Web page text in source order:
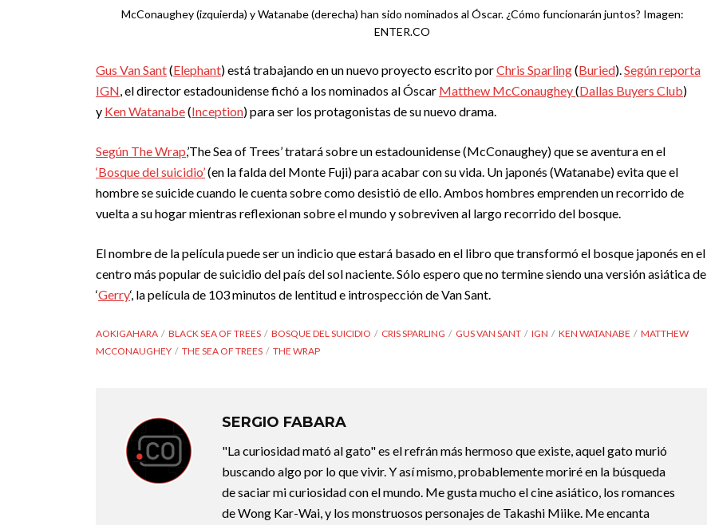
McConaughey (izquierda) y Watanabe (derecha) han sido nominados al Óscar. ¿Cómo funcionarán juntos? Imagen:
ENTER.CO
Gus Van Sant(Elephant) está trabajando en un nuevo proyecto escrito porChris Sparling(Buried).Según reporta
IGN, el director estadounidense fichó a los nominados al Óscar Matthew McConaughey(Dallas Buyers Club)
y Ken Watanabe(Inception) para ser los protagonistas de su nuevo drama.
Según The Wrap,’The Sea of Trees’ tratará sobre un estadounidense (McConaughey) que se aventura en el
‘Bosque del suicidio’(en la falda del Monte Fuji) para acabar con su vida. Un japonés (Watanabe) evita que el
hombre se suicide cuando le cuenta sobre como desistió de ello. Ambos hombres emprenden un recorrido de
vuelta a su hogar mientras reflexionan sobre el mundo y sobreviven al largo recorrido del bosque.
El nombre de la película puede ser un indicio que estará basado en el libro que transformó el bosque japonés en el
centro más popular de suicidio del país del sol naciente. Sólo espero que no termine siendo una versión asiática de
‘Gerry‘, la película de 103 minutos de lentitud e introspección de Van Sant.
AOKIGAHARA BLACK SEA OF TREES BOSQUE DEL SUICIDIO CRIS SPARLING GUS VAN SANT IGN KEN WATANABE
MATTHEW
MCCONAUGHEY
THE SEA OF TREES THE WRAP
SERGIO FABARA
"La curiosidad mató al gato" es el refrán más hermoso que existe, aquel gato murió
buscando algo por lo que vivir. Y así mismo, probablemente moriré en la búsqueda
de saciar mi curiosidad con el mundo. Me gusta mucho el cine asiático, los romances
de Wong Kar-Wai, y los monstruosos personajes de Takashi Miike. Me encanta